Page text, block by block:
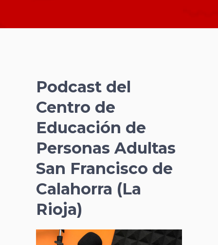
Podcast del
Centro de
Educación de
Personas Adultas
San Francisco de
Calahorra (La
Rioja)